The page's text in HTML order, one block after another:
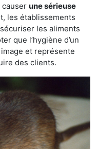
une sérieuse
les établissements
les aliments
que l’hygiène d’un
et représente
des clients.